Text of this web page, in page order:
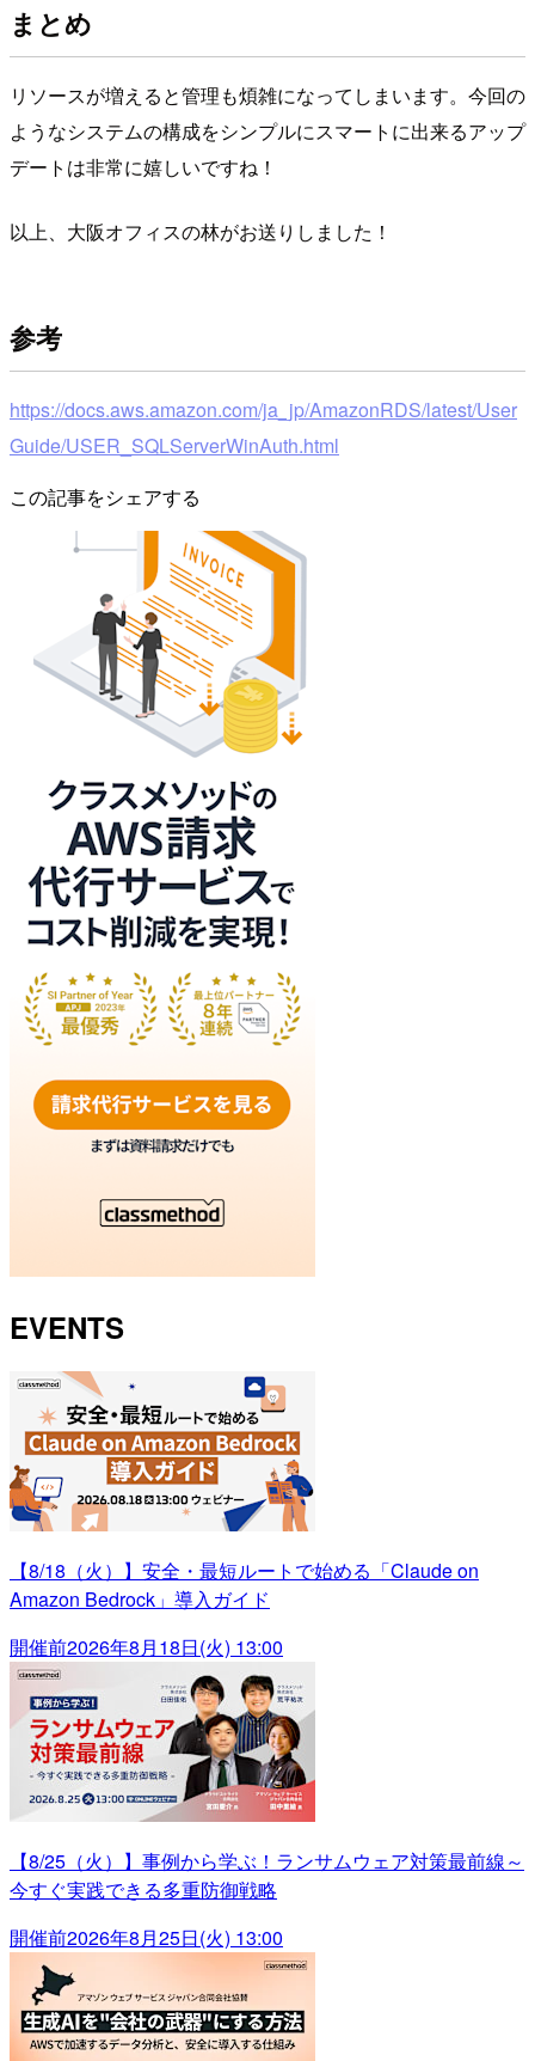
まとめ
リソースが増えると管理も煩雑になってしまいます。今回の
ようなシステムの構成をシンプルにスマートに出来るアップ
デートは非常に嬉しいですね！
以上、大阪オフィスの林がお送りしました！
参考
https://docs.aws.amazon.com/ja_jp/AmazonRDS/latest/User
Guide/USER_SQLServerWinAuth.html
この記事をシェアする
EVENTS
【8/18（火）】安全・最短ルートで始める「Claude on
Amazon Bedrock」導入ガイド
開催前2026年8月18日(火) 13:00
【8/25（火）】事例から学ぶ！ランサムウェア対策最前線～
今すぐ実践できる多重防御戦略
開催前2026年8月25日(火) 13:00